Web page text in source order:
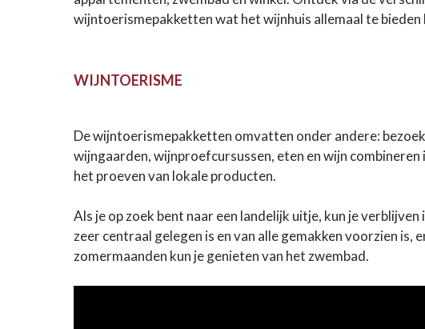
wijntoerismepakketten wat het wijnhuis allemaal te bieden
WIJNTOERISME
De wijntoerismepakketten omvatten onder andere:
wijngaarden, wijnproefcursussen, eten en wijn
het proeven van lokale producten.
Als je op zoek bent naar een landelijk uitje, kun je
zeer centraal gelegen is en van alle gemakken voorzien is,
zomermaanden kun je genieten van het zwembad.